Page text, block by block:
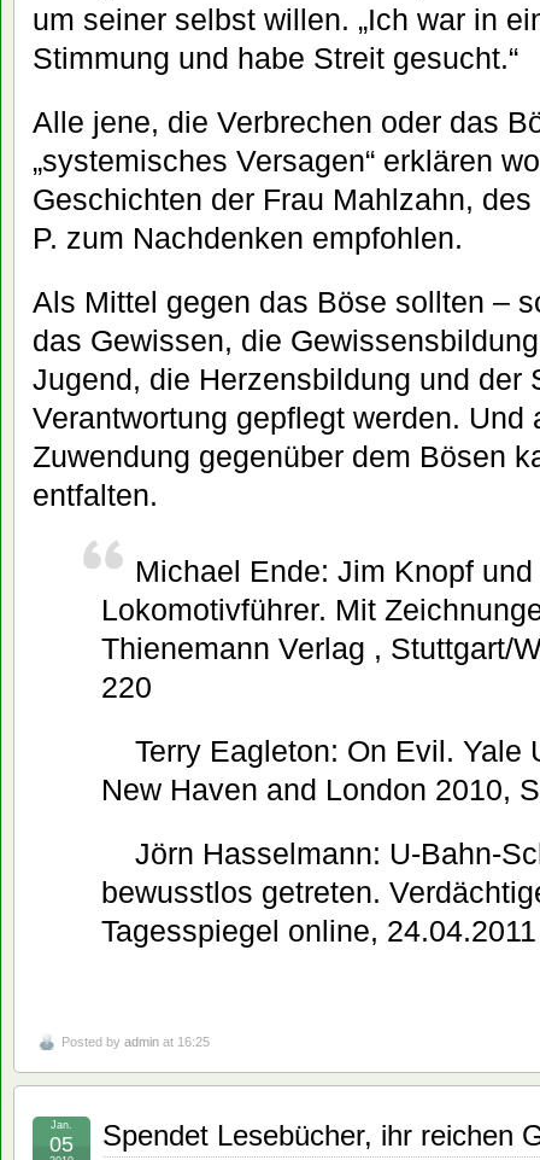
um seiner selbst willen. „Ich war in
Stimmung und habe Streit gesucht.“
Alle jene, die Verbrechen oder das
„systemisches Versagen“ erklären
Geschichten der Frau Mahlzahn,
P. zum Nachdenken empfohlen.
Als Mittel gegen das Böse sollten –
das Gewissen, die
Jugend, die Herzensbildung und der
Verantwortung gepflegt werden. Und
Zuwendung gegenüber dem Bösen
entfalten.
Michael Ende: Jim Knopf
Lokomotivführer. Mit
Thienemann Verlag , Stuttgart/
220
Terry Eagleton: On Evil. Yale
New Haven and London 2010,
Jörn Hasselmann: U-Bahn-
bewusstlos getreten.
Tagesspiegel online, 24.04.2011
Posted by admin at 16:25
Spendet Lesebücher, ihr reichen
Jan.
05